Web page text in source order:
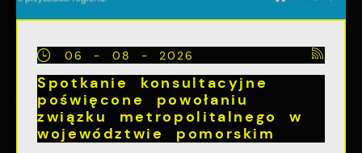
06 - 08 - 2026
Spotkanie konsultacyjne
poświęcone powołaniu
związku metropolitalnego w
województwie pomorskim